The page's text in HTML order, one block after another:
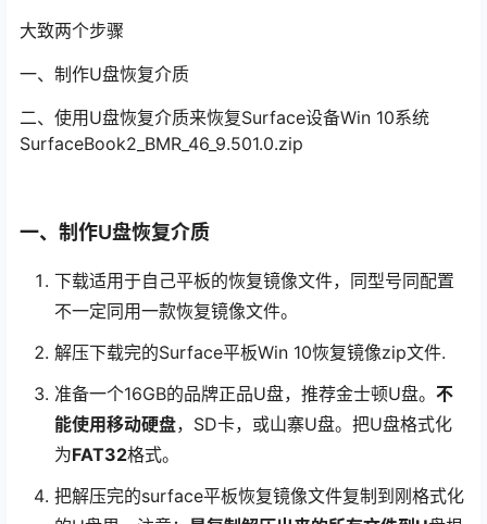
大致两个步骤
一、制作U盘恢复介质
二、使用U盘恢复介质来恢复Surface设备Win 10系统
SurfaceBook2_BMR_46_9.501.0.zip
一、制作U盘恢复介质
下载适用于自己平板的恢复镜像文件，同型号同配置
不一定同用一款恢复镜像文件。
解压下载完的Surface平板Win 10恢复镜像zip文件.
准备一个16GB的品牌正品U盘，推荐金士顿U盘。 不
能使用移动硬盘，SD卡，或山寨U盘。把U盘格式化
为FAT32格式。
把解压完的surface平板恢复镜像文件复制到刚格式化